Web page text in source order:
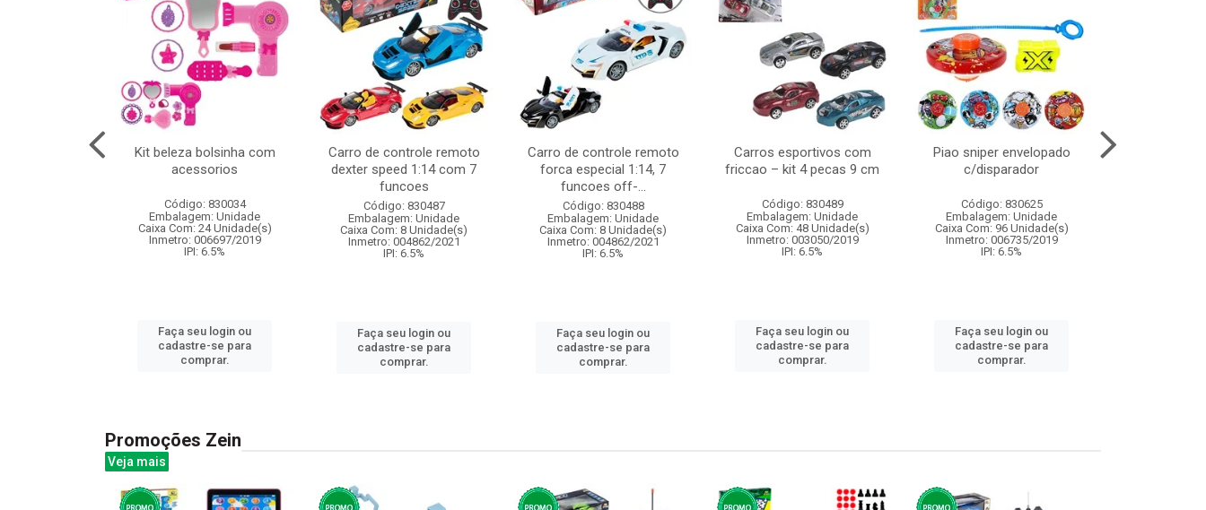
Kit beleza bolsinha com
acessorios
Código: 830034
Embalagem: Unidade
Caixa Com: 24 Unidade(s)
Inmetro: 006697/2019
IPI: 6.5%
Faça seu login ou
cadastre-se para
comprar.
Carro de controle remoto
dexter speed 1:14 com 7
funcoes
Código: 830487
Embalagem: Unidade
Caixa Com: 8 Unidade(s)
Inmetro: 004862/2021
IPI: 6.5%
Faça seu login ou
cadastre-se para
comprar.
Carro de controle remoto
forca especial 1:14, 7
funcoes off-...
Código: 830488
Embalagem: Unidade
Caixa Com: 8 Unidade(s)
Inmetro: 004862/2021
IPI: 6.5%
Faça seu login ou
cadastre-se para
comprar.
Carros esportivos com
friccao – kit 4 pecas 9 cm
Código: 830489
Embalagem: Unidade
Caixa Com: 48 Unidade(s)
Inmetro: 003050/2019
IPI: 6.5%
Faça seu login ou
cadastre-se para
comprar.
Piao sniper envelopado
c/disparador
Código: 830625
Embalagem: Unidade
Caixa Com: 96 Unidade(s)
Inmetro: 006735/2019
IPI: 6.5%
Faça seu login ou
cadastre-se para
comprar.
Promoções Zein
Veja mais